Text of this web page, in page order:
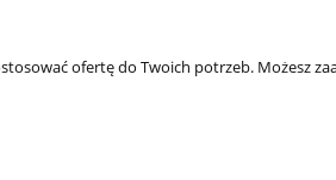
ofertę do Twoich potrzeb. Możesz